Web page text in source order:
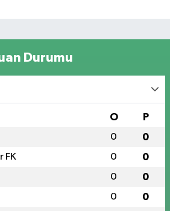
Durumu
O P
0 0
FK 0 0
0 0
0 0